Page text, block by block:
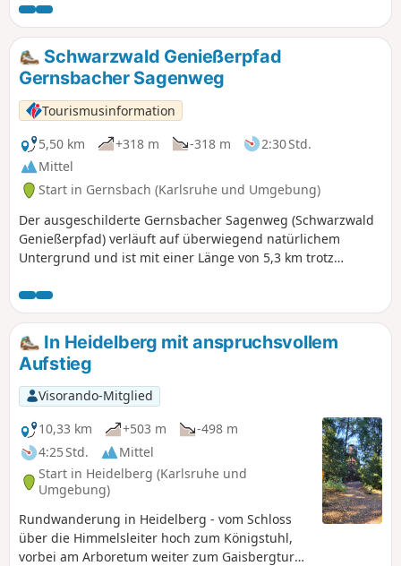
mit der Variante über den Einsiedlerpfad, vorbei am
Kletterparadies zum Alten Schloss (Schnellimbiss),Rückkehr
über die Ritterplatte, Oberer Felsenweg zur Engelskanzel
und Bushaltestelle.
Schwarzwald Genießerpfad
Gernsbacher Sagenweg
Tourismusinformation
5,50 km
+318 m -318 m
2:30 Std.
Mittel
Start in Gernsbach (Karlsruhe und Umgebung)
Der ausgeschilderte Gernsbacher Sagenweg (Schwarzwald
Genießerpfad) verläuft auf überwiegend natürlichem
Untergrund und ist mit einer Länge von 5,3 km trotz
Gehzeit zu erwandern. Charakteristisch sind seine vielen
schmalen, teils schon alpinen Pfade, die die einzelnen
Stationen miteinander verbinden. Damit ist der Weg
allerdings nicht für Kinderwagen oder Rollstuhlfahrer
geeignet, gutes Schuhwerk ist auf jeden Fall
empfehlenswert. Der ausgeschilderte Rundweg beginnt bei
der Klingelkapelle (Schlossstraße, Klingelstraße, etwa 1
Kilometer in Richtung Obertsrot) und verbindet rund um
den Gernsberg sieben Stationen. Die Strecke ist einheitlich
mit dem Symbol des Teufelchens ausgeschildert.
Parkmöglichkeiten befinden sich beim Gernsbacher Kurpark
in der Igelbachstraße. Als sogenannter Genießerpfad ist
der Gernsbacher Sagenweg mit dem Premiumsiegel des
Deutschen Wanderinstituts ausgezeichnet worden.
In Heidelberg mit anspruchsvollem
Aufstieg
Visorando-Mitglied
10,33 km
+503 m
-498 m
4:25 Std.
Mittel
Start in Heidelberg (Karlsruhe und
Umgebung)
Rundwanderung in Heidelberg - vom Schloss
über die Himmelsleiter hoch zum Königstuhl,
vorbei am Arboretum weiter zum Gaisbergturm